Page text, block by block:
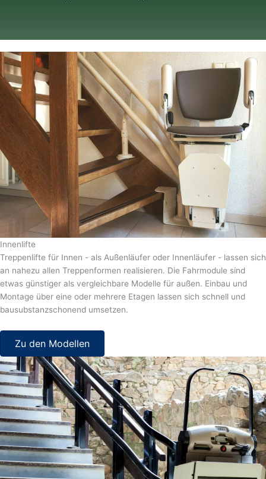
Innenlifte
Treppenlifte für Innen - als Außenläufer oder Innenläufer - lassen sich
an nahezu allen Treppenformen realisieren. Die Fahrmodule sind
etwas günstiger als vergleichbare Modelle für außen. Einbau und
Montage über eine oder mehrere Etagen lassen sich schnell und
bausubstanzschonend umsetzen.
Zu den Modellen